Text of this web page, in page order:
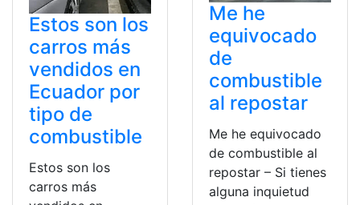
Estos son los
carros más
vendidos en
Ecuador por
tipo de
combustible
Estos son los
carros más
Me he
equivocado
de
combustible
al repostar
Me he equivocado
de combustible al
repostar – Si tienes
alguna inquietud